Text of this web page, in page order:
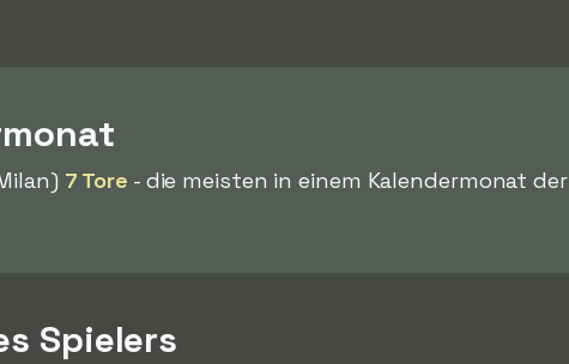
7 Tore - die meisten in einem Kalendermonat der
Spielers